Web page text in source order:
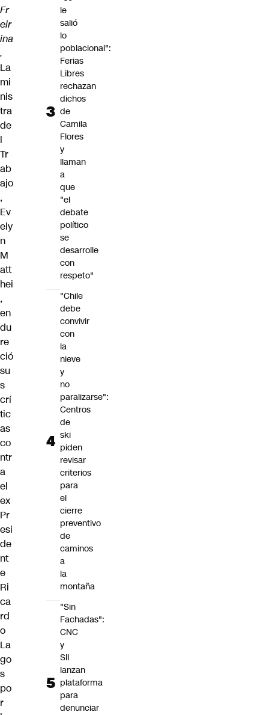
Fr
eir
ina
.
La
mi
nis
tra
de
l
Tr
ab
ajo
,
Ev
ely
n
M
att
hei
,
en
du
re
ció
su
s
crí
tic
as
co
ntr
a
el
ex
Pr
esi
de
nt
e
Ri
ca
rd
o
La
go
s
po
r
le
salió
lo
poblacional":
Ferias
Libres
rechazan
dichos
de
Camila
Flores
y
llaman
a
que
"el
debate
político
se
desarrolle
con
respeto"
"Chile
debe
convivir
con
la
nieve
y
no
paralizarse":
Centros
de
ski
piden
revisar
criterios
para
el
cierre
preventivo
de
caminos
a
la
montaña
"Sin
Fachadas":
CNC
y
SII
lanzan
plataforma
para
denunciar